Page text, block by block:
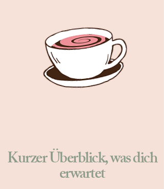
Kurzer Überblick, was dich
erwartet